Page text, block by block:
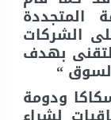
المتجددة
الشركات
بهدف
“
ودومة